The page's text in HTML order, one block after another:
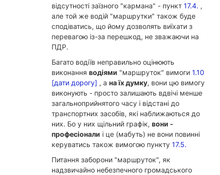
відсутності заїзного "кармана" - пункт 17.4. ,
але той же водій "маршрутки" також буде
сподіватись, що йому дозволять виїхати з
перевагою із-за перешкод, не зважаючи на
ПДР.
Багато водіїв неправильно оцінюють
виконання водіями "маршруток" вимоги 1.10
[дати дорогу] , а на їх думку, вони цю вимогу
виконують - просто залишають вдвічі менше
загальноприйнятого часу і відстані до
транспортних засобів, які наближаються до
них. Бо у них щільний графік, вони -
професіонали і це (мабуть) не вони повинні
керуватись також вимогою пункту 17.5.
Питання заборони "маршруток", як
надзвичайно небезпечного громадського